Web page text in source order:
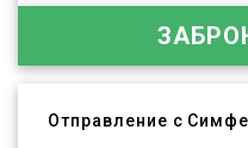
Отправление с